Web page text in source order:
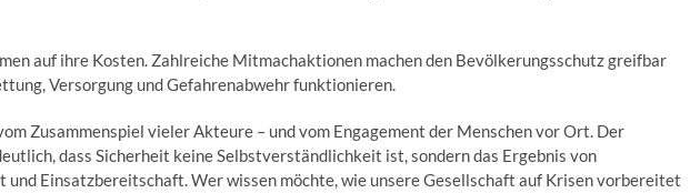
auf ihre Kosten. Zahlreiche Mitmachaktionen machen den Bevölkerungsschutz greifbar
Versorgung und Gefahrenabwehr funktionieren.
Zusammenspiel vieler Akteure – und vom Engagement der Menschen vor Ort. Der
dass Sicherheit keine Selbstverständlichkeit ist, sondern das Ergebnis von
und Einsatzbereitschaft. Wer wissen möchte, wie unsere Gesellschaft auf Krisen vorbereitet